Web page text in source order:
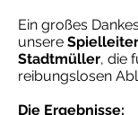
Ein großes
unsere
Stadtmüller, die
reibungslosen
Die Ergebnisse: